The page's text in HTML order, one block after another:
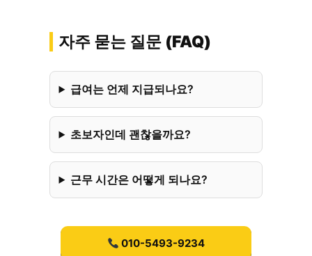
자주 묻는 질문 (FAQ)
급여는 언제 지급되나요?
초보자인데 괜찮을까요?
근무 시간은 어떻게 되나요?
010-5493-9234